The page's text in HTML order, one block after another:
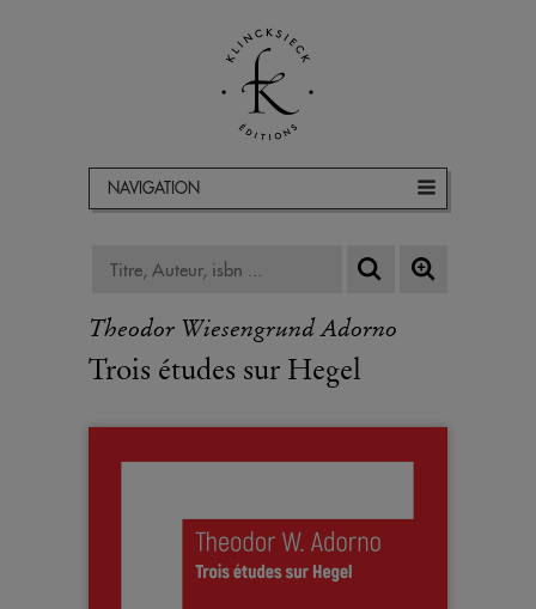
NAVIGATION
Theodor Wiesengrund Adorno
Trois études sur Hegel